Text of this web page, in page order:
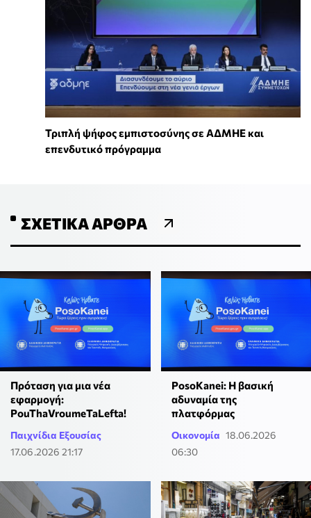
Τριπλή ψήφος εμπιστοσύνης σε ΑΔΜΗΕ και
επενδυτικό πρόγραμμα
ΣΧΕΤΙΚΆ ΆΡΘΡΑ
Πρόταση για μια νέα
εφαρμογή:
PouThaVroumeTaLefta!
Παιχνίδια Εξουσίας
17.06.2026 21:17
PosoKanei: Η βασική
αδυναμία της
πλατφόρμας
Οικονομία 18.06.2026
06:30